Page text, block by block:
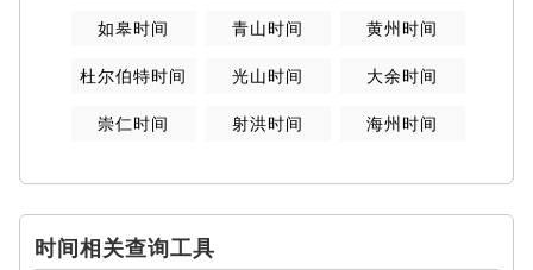
如皋时间 青山时间 黄州时间
杜尔伯特时间 光山时间 大余时间
崇仁时间 射洪时间 海州时间
时间相关查询工具